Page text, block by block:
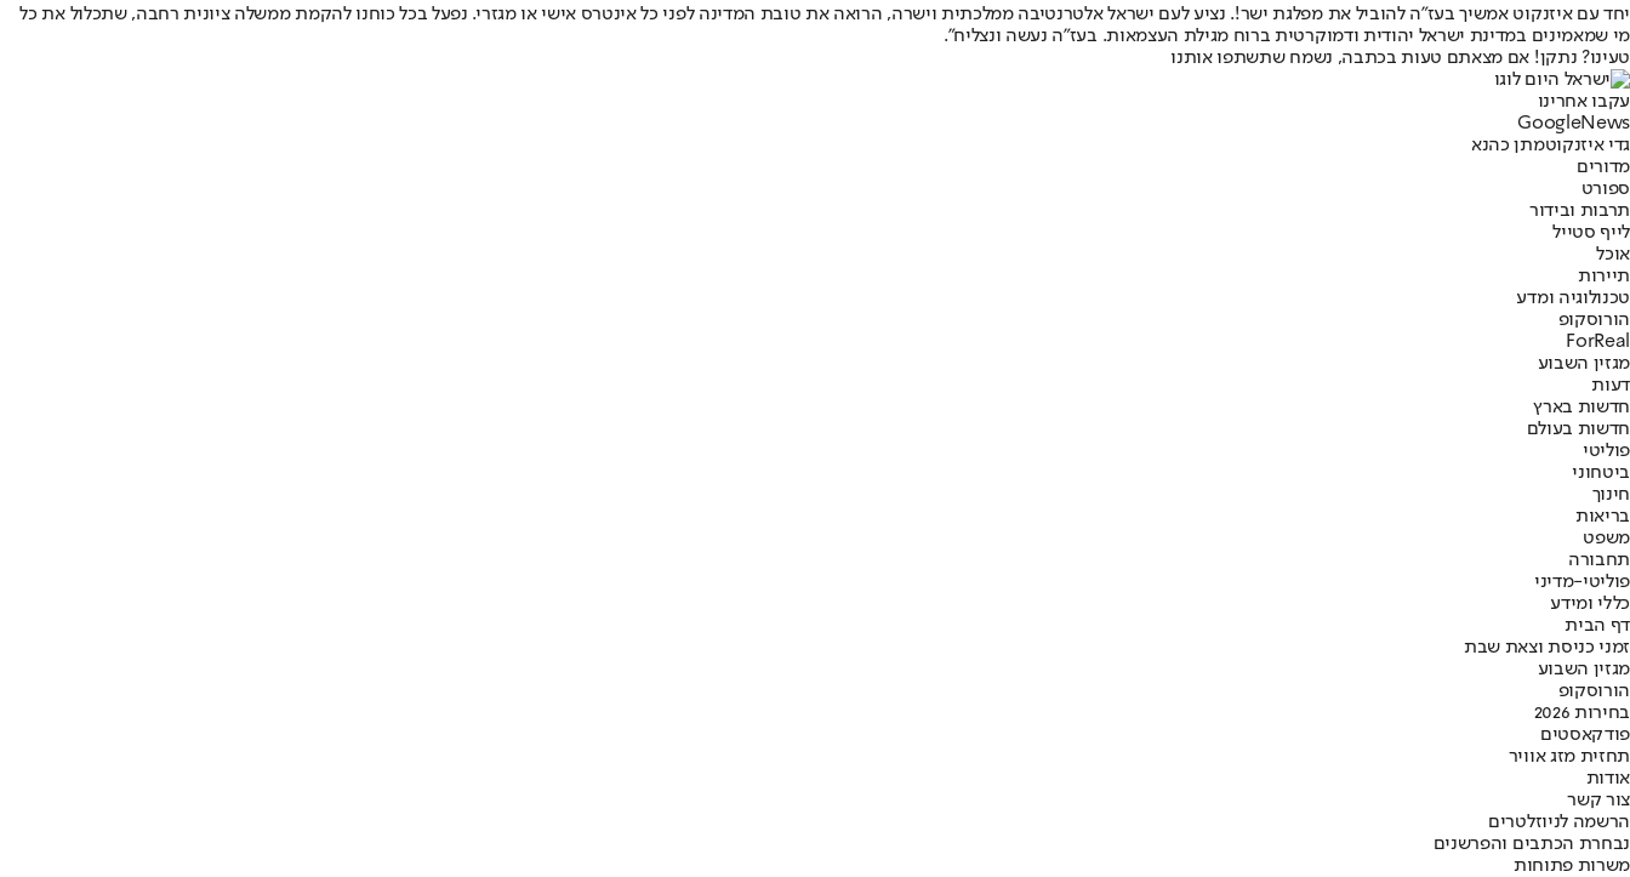
יחד עם איזנקוט אמשיך בעז"ה להוביל את מפלגת ישר!. נציע לעם ישראל אלטרנטיבה ממלכתית וישרה, הרואה את טובת המדינה לפני כל אינטרס אישי או מגזרי. נפעל בכל כוחנו להקמת ממשלה ציונית רחבה, שתכלול את כל
מי שמאמינים במדינת ישראל יהודית ודמוקרטית ברוח מגילת העצמאות. בעז"ה נעשה ונצליח".
טעינו? נתקן! אם מצאתם טעות בכתבה, נשמח שתשתפו אותנו
עקבו אחרינו
Googl eNews
גדי איזנקוטמתן כהנא
מדורים
ספורט
תרבות ובידור
לייף סטייל
אוכל
תיירות
טכנולוגיה ומדע
הורוסקופ
ForReal
מגזין השבוע
דעות
חדשות בארץ
חדשות בעולם
פוליטי
ביטחוני
חינוך
בריאות
משפט
תחבורה
פוליטי-מדיני
כללי ומידע
דף הבית
זמני כניסת וצאת שבת
מגזין השבוע
הורוסקופ
בחירות 2026
פודקאסטים
תחזית מזג אוויר
אודות
צור קשר
הרשמה לניוזלטרים
נבחרת הכתבים והפרשנים
משרות פתוחות